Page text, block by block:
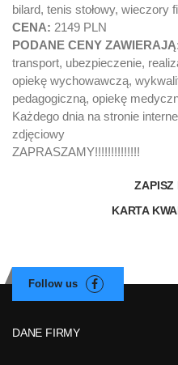
bilard, tenis stołowy, wieczory
CENA: 2149 PLN
PODANE CENY
transport, ubezpieczenie,
opiekę wychowawczą,
pedagogiczną, opiekę
Każdego dnia na stronie
zdjęciowy
ZAPRASZAMY!!!!!!!!!!!!!!
ZAPISZ
KARTA
DANE FIRMY